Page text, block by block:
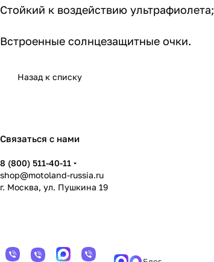
Стойкий к воздействию ультрафиолета;
Встроенные солнцезащитные очки.
Назад к списку
Связаться с нами
8 (800) 511-40-11
shop@motoland-russia.ru
г. Москва, ул. Пушкина 19